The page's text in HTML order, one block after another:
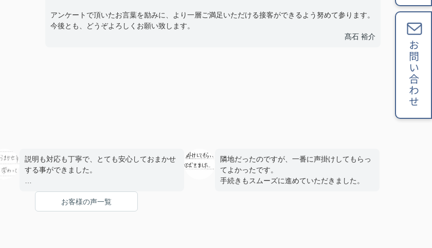
アンケートで頂いたお言葉を励みに、より一層ご満足いただける接客ができるよう努めて参ります。
今後とも、どうぞよろしくお願い致します。
髙石 裕介
説明も対応も丁寧で、とても安心しておまかせ
する事ができました。
前任の方がご転勤されて変わって頂いた担当さ
んでしたが、むしろ変わってもらえて良かった
です。ありがとうございました。
隣地だったのですが、一番に声掛けしてもらっ
てよかったです。
手続きもスムーズに進めていただきました。
お客様の声一覧
お問い合わせ